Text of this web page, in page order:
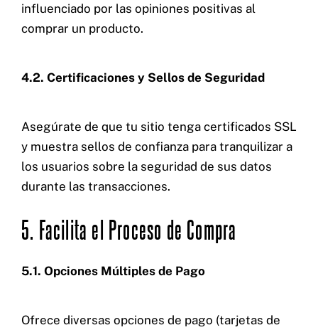
influenciado por las opiniones positivas al
comprar un producto.
4.2. Certificaciones y Sellos de Seguridad
Asegúrate de que tu sitio tenga certificados SSL
y muestra sellos de confianza para tranquilizar a
los usuarios sobre la seguridad de sus datos
durante las transacciones.
5. Facilita el Proceso de Compra
5.1. Opciones Múltiples de Pago
Ofrece diversas opciones de pago (tarjetas de